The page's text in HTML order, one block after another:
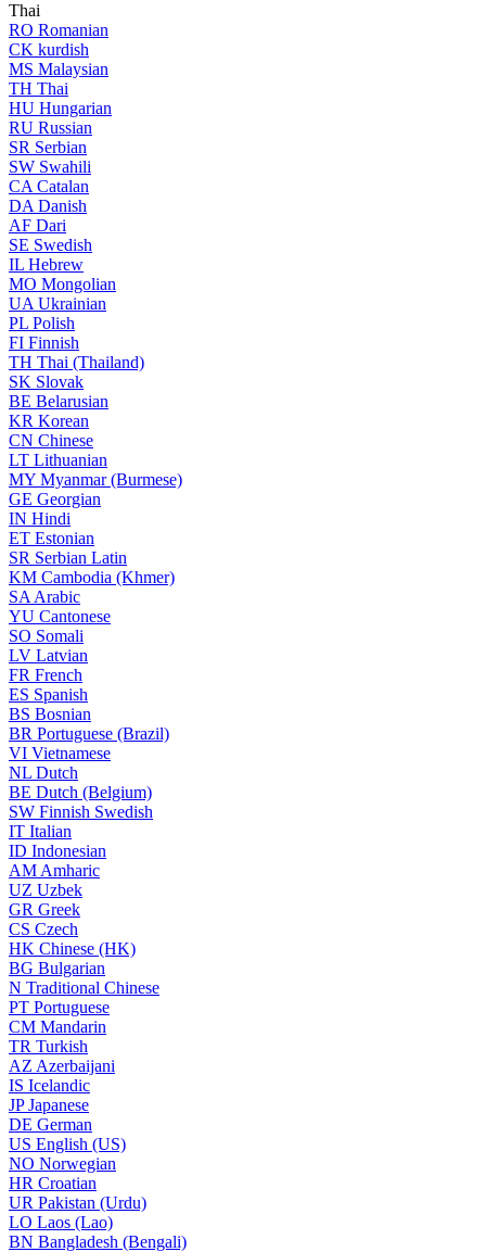
Thai
RO Romanian
CK kurdish
MS Malaysian
TH Thai
HU Hungarian
RU Russian
SR Serbian
SW Swahili
CA Catalan
DA Danish
AF Dari
SE Swedish
IL Hebrew
MO Mongolian
UA Ukrainian
PL Polish
FI Finnish
TH Thai (Thailand)
SK Slovak
BE Belarusian
KR Korean
CN Chinese
LT Lithuanian
MY Myanmar (Burmese)
GE Georgian
IN Hindi
ET Estonian
SR Serbian Latin
KM Cambodia (Khmer)
SA Arabic
YU Cantonese
SO Somali
LV Latvian
FR French
ES Spanish
BS Bosnian
BR Portuguese (Brazil)
VI Vietnamese
NL Dutch
BE Dutch (Belgium)
SW Finnish Swedish
IT Italian
ID Indonesian
AM Amharic
UZ Uzbek
GR Greek
CS Czech
HK Chinese (HK)
BG Bulgarian
N Traditional Chinese
PT Portuguese
CM Mandarin
TR Turkish
AZ Azerbaijani
IS Icelandic
JPJapanese
DE German
US English (US)
NO Norwegian
HR Croatian
UR Pakistan (Urdu)
LO Laos (Lao)
BN Bangladesh (Bengali)